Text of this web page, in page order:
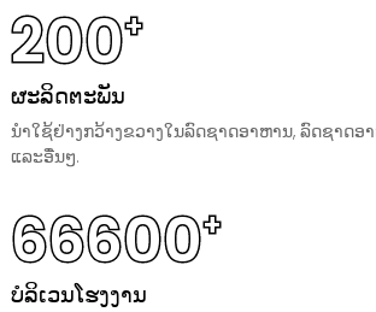
200+
ຜະລິດຕະພັນ
ນຳໃຊ້ຢ່າງກວ້າງຂວາງໃນລົດຊາດອາຫານ, ລົດຊາດອ
ແລະອື່ນໆ.
66600+
ບໍລິເວນໂຮງງານ